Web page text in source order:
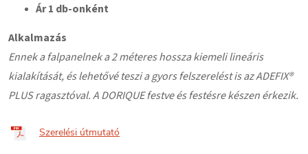
Ár 1 db-onként
Alkalmazás
Ennek a falpanelnek a 2 méteres hossza kiemeli lineáris
kialakítását, és lehetővé teszi a gyors felszerelést is az ADEFIX®
PLUS ragasztóval. A DORIQUE festve és festésre készen érkezik.
Szerelési útmutató